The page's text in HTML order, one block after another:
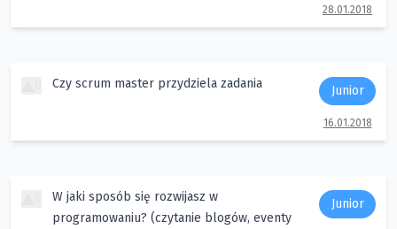
28.01.2018
Czy scrum master przydziela zadania Junior
16.01.2018
W jaki sposób się rozwijasz w
programowaniu? (czytanie blogów, eventy
Junior